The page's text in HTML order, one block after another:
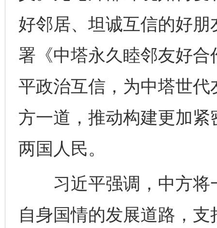
好邻居、坦诚互信的好
署《中塔永久睦邻友好
平政治互信，为中塔世
方一道，推动构建更加
两国人民。
习近平强调，中方将
自身国情的发展道路，